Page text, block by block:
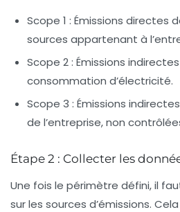
Scope 1 : Émissions directes
sources appartenant à
Scope 2 : Émissions
consommation d’électricité.
Scope 3 : Émissions
de l’entreprise, non
Étape 2 : Collecter les
Une fois le périmètre défini, il
sur les sources d’émissions.